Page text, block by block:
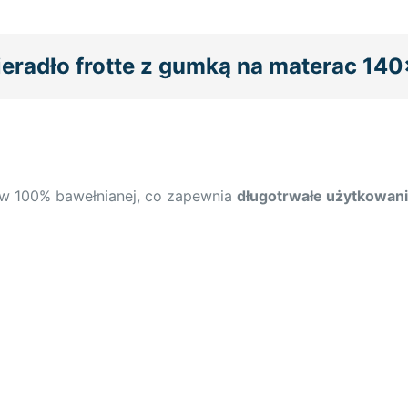
frotte z gumką na materac
100% bawełnianej, co zapewnia długotrwałe